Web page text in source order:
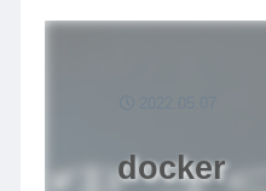
docker